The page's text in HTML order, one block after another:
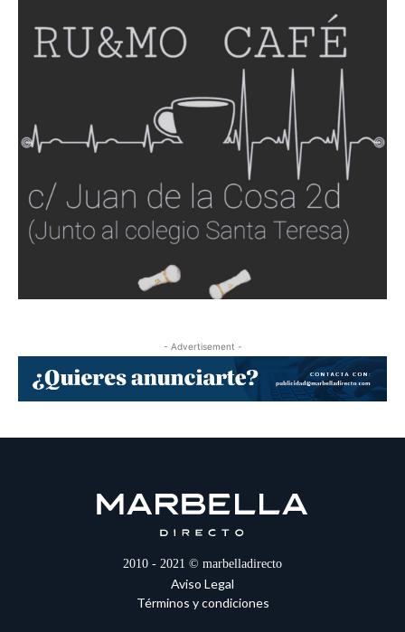
- Advertisement -
2010 - 2021 © marbelladirecto
Aviso Legal
Términos y condiciones